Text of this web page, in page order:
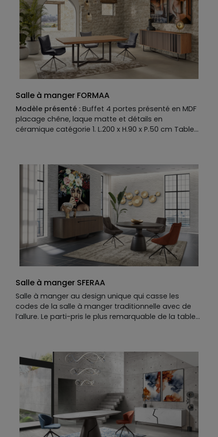
Salle à manger FORMAA
Modèle présenté : Buffet 4 portes présenté en MDF
placage chêne, laque matte et détails en
céramique catégorie 1. L.200 x H.90 x P.50 cm Table
Modèle présenté avec les chaises MINA.
Manufacture :
Piétement :
Fer coloré Structure: MDF placage chêne
Plateau :
MDF placage chêne
Façade :
MDF laqué mat et détails en céramique
catégorie 1
Table
Piétement :Fer coloré
MDF placage chêne
Salle à manger SFERAA
Salle à manger au design unique qui casse les
codes de la salle à manger traditionnelle avec de
l’allure. Le parti-pris le plus remarquable de la table
lui confère robustesse et équilibre. Les lignes
horizontales qui découpent le bas du pied
accrochent l’œil et répondent au plateau.
Le buffet contemporain SFERAA suit les mêmes
principes de design : son pied unique
Modèle présenté :
Buffet 5 portes présenté en MDF
placage eucalyptus fumé, céramique catégorie 1 et
kit illumination LED. L.230 x H.83 X P.50 cm Table de